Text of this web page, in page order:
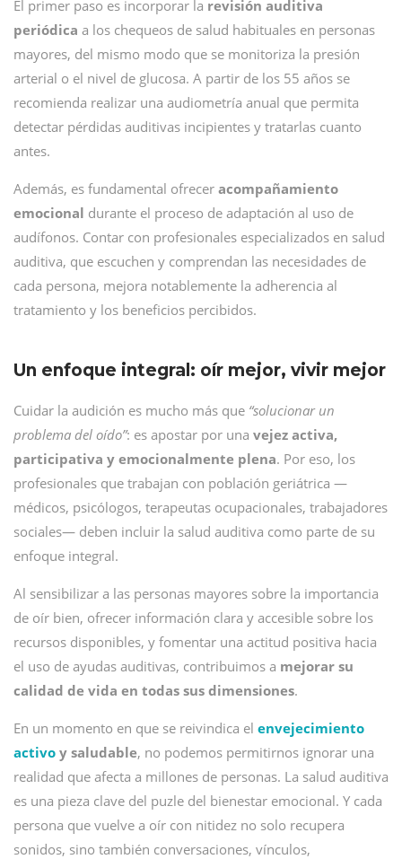
El primer paso es incorporar la revisión auditiva
periódica a los chequeos de salud habituales en personas
mayores, del mismo modo que se monitoriza la presión
arterial o el nivel de glucosa. A partir de los 55 años se
recomienda realizar una audiometría anual que permita
detectar pérdidas auditivas incipientes y tratarlas cuanto
antes.
Además, es fundamental ofrecer acompañamiento
emocional durante el proceso de adaptación al uso de
audífonos. Contar con profesionales especializados en salud
auditiva, que escuchen y comprendan las necesidades de
cada persona, mejora notablemente la adherencia al
tratamiento y los beneficios percibidos.
Un enfoque integral: oír mejor, vivir mejor
Cuidar la audición es mucho más que “solucionar un
problema del oído”: es apostar por una vejez activa,
participativa y emocionalmente plena. Por eso, los
profesionales que trabajan con población geriátrica —
médicos, psicólogos, terapeutas ocupacionales, trabajadores
sociales— deben incluir la salud auditiva como parte de su
enfoque integral.
Al sensibilizar a las personas mayores sobre la importancia
de oír bien, ofrecer información clara y accesible sobre los
recursos disponibles, y fomentar una actitud positiva hacia
el uso de ayudas auditivas, contribuimos a mejorar su
calidad de vida en todas sus dimensiones.
En un momento en que se reivindica el envejecimiento
activo y saludable, no podemos permitirnos ignorar una
realidad que afecta a millones de personas. La salud auditiva
es una pieza clave del puzle del bienestar emocional. Y cada
persona que vuelve a oír con nitidez no solo recupera
sonidos, sino también conversaciones, vínculos,